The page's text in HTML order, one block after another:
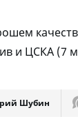
и ЦСКА (7
Шубин